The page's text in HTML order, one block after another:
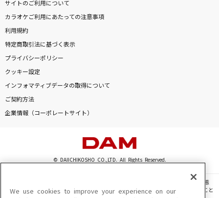
サイトのご利用について
カラオケご利用にあたっての注意事項
利用規約
特定商取引法に基づく表示
プライバシーポリシー
クッキー設定
インフォマティブデータの取得について
ご契約方法
企業情報（コーポレートサイト）
© DAIICHIKOSHO CO.,LTD. All Rights Reserved.
このサイトに掲載されている一切の文章・画像・写真・動画・音声等を、手段や形態
を問わず、著作権法の定める範囲を超えて無断で複製、転載、ファイル化などすること
We use cookies to improve your experience on our